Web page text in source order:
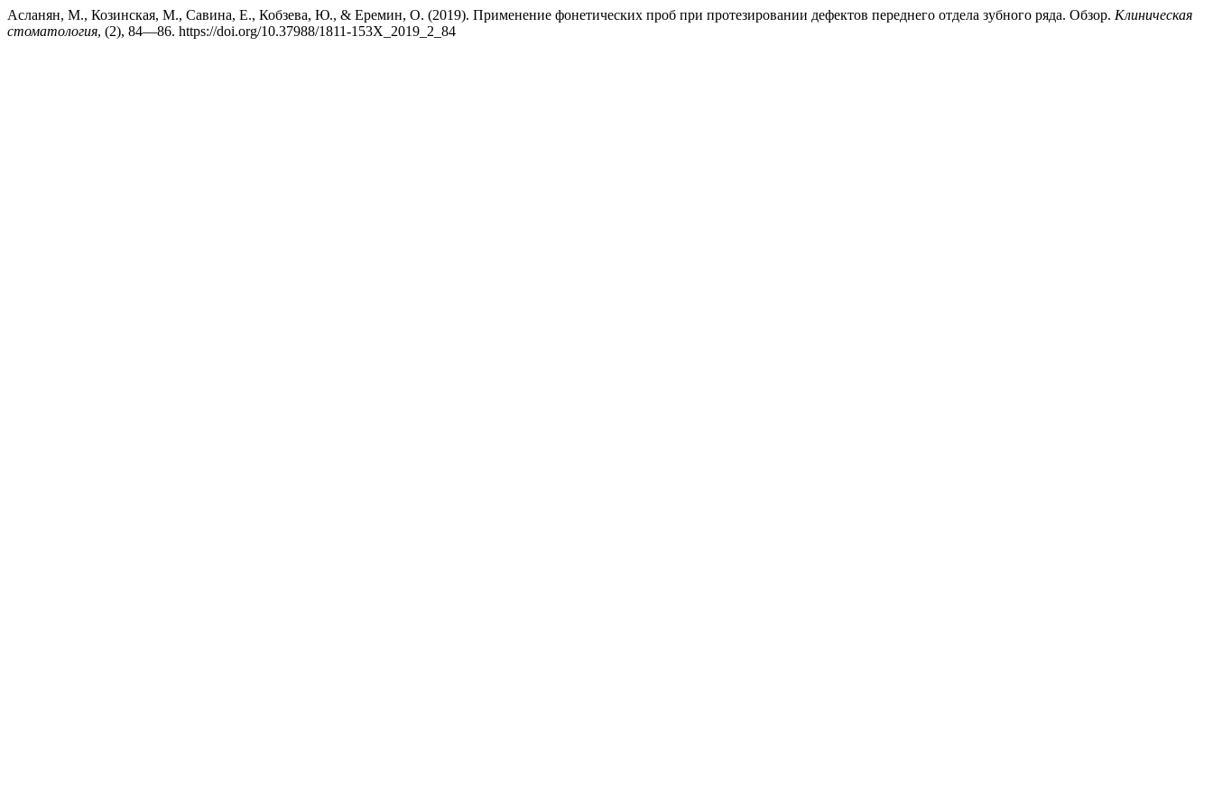
Асланян, М., Козинская, М., Савина, Е., Кобзева, Ю., & Еремин, О. (2019). Применение фонетических проб при протезировании дефектов переднего отдела зубного ряда. Обзор. Клиническая
стоматология, (2), 84—86. https://doi.org/10.37988/1811-153X_2019_2_84